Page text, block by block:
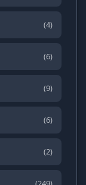
(4)
(6)
(9)
(6)
(2)